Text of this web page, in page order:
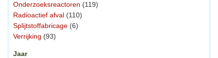
Onderzoeksreactoren (119)
Radioactief afval (110)
Splijtstoffabricage (6)
Verrijking (93)
Jaar